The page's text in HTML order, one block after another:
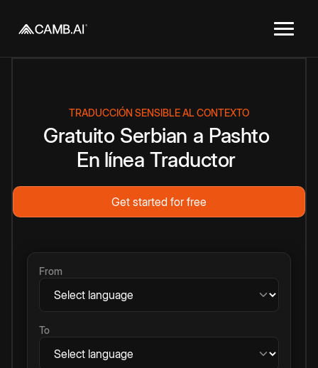
TRADUCCIÓN SENSIBLE AL CONTEXTO
Gratuito Serbian a Pashto
En línea Traductor
Get started for free
From
To